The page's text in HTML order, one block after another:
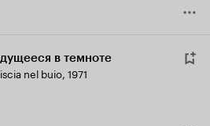
в темноте
nel buio, 1971